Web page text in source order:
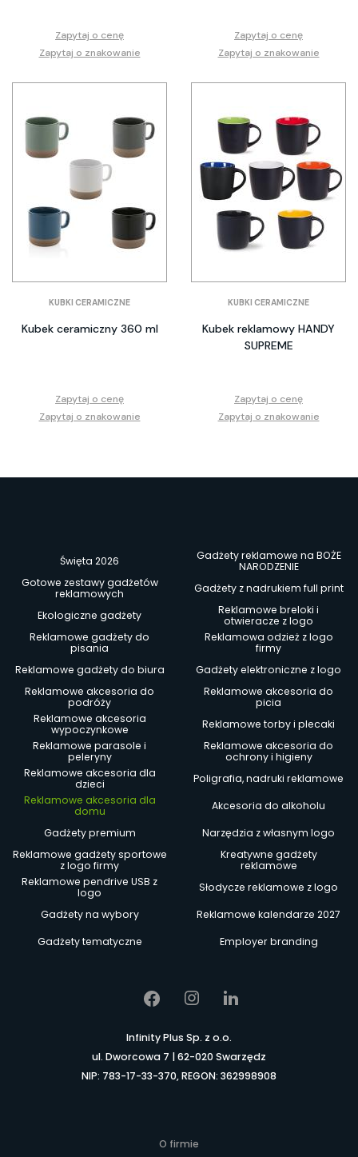
Zapytaj o cenę
Zapytaj o znakowanie
Zapytaj o cenę
Zapytaj o znakowanie
KUBKI CERAMICZNE
Kubek ceramiczny 360 ml
Zapytaj o cenę
Zapytaj o znakowanie
KUBKI CERAMICZNE
Kubek reklamowy HANDY
SUPREME
Zapytaj o cenę
Zapytaj o znakowanie
Święta 2026
Gadżety reklamowe na BOŻE
NARODZENIE
Gotowe zestawy gadżetów
reklamowych
Gadżety z nadrukiem full print
Ekologiczne gadżety
Reklamowe breloki i
otwieracze z logo
Reklamowe gadżety do
pisania
Reklamowa odzież z logo
firmy
Reklamowe gadżety do biura
Gadżety elektroniczne z logo
Reklamowe akcesoria do
podróży
Reklamowe akcesoria do
picia
Reklamowe akcesoria
wypoczynkowe
Reklamowe torby i plecaki
Reklamowe parasole i
peleryny
Reklamowe akcesoria do
ochrony i higieny
Reklamowe akcesoria dla
dzieci
Poligrafia, nadruki reklamowe
Reklamowe akcesoria dla
domu
Akcesoria do alkoholu
Gadżety premium
Narzędzia z własnym logo
Reklamowe gadżety sportowe
z logo firmy
Kreatywne gadżety
reklamowe
Reklamowe pendrive USB z
logo
Słodycze reklamowe z logo
Gadżety na wybory
Reklamowe kalendarze 2027
Gadżety tematyczne
Employer branding
Infinity Plus Sp. z o.o.
ul. Dworcowa 7 | 62-020 Swarzędz
NIP: 783-17-33-370, REGON: 362998908
O firmie